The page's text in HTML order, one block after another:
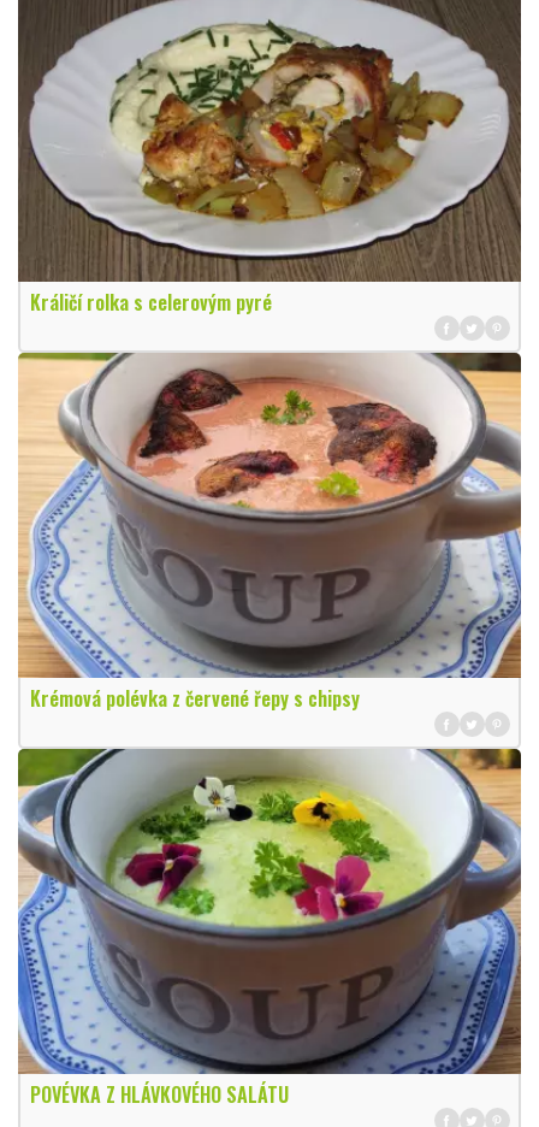
Králičí rolka s celerovým pyré
Krémová polévka z červené řepy s chipsy
POVÉVKA Z HLÁVKOVÉHO SALÁTU